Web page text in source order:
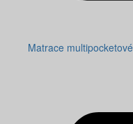
Matrace multipocketové